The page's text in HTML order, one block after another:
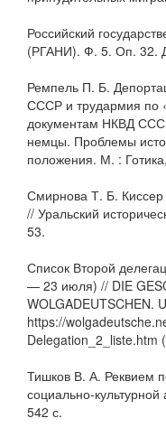
Российский
(РГАНИ). Ф. 5. Оп. 32.
Ремпель П. Б.
СССР и трудармия по
документам НКВД
немцы. Проблемы
положения. М. :
Смирнова Т. Б.
// Уральский
53.
Список Второй
— 23 июля) // DIE
WOLGADEUTSCHEN.
https://
Delegation_2_liste.htm
Тишков В. А. Реквием
социально-
542 с.